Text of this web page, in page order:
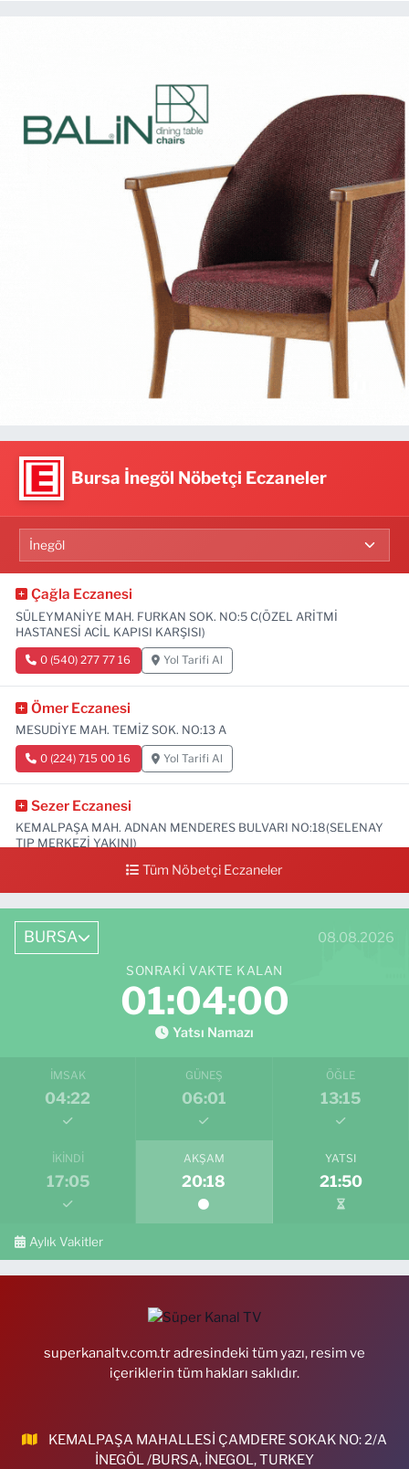
Bursa İnegöl Nöbetçi Eczaneler
Çağla Eczanesi
SÜLEYMANİYE MAH. FURKAN SOK. NO:5 C(ÖZEL ARİTMİ
HASTANESİ ACİL KAPISI KARŞISI)
0 (540) 277 77 16 Yol Tarifi Al
Ömer Eczanesi
MESUDİYE MAH. TEMİZ SOK. NO:13 A
0 (224) 715 00 16 Yol Tarifi Al
Sezer Eczanesi
KEMALPAŞA MAH. ADNAN MENDERES BULVARI NO:18(SELENAY
TIP MERKEZİ YAKINI)
0 (224) 711 64 49 Yol Tarifi Al
Tüm Nöbetçi Eczaneler
BURSA 08.08.2026
SONRAKI VAKTE KALAN
01:03:59
Yatsı Namazı
İMSAK
04:22
GÜNEŞ
06:01
ÖĞLE
13:15
İKINDI
17:05
AKŞAM
20:18
YATSI
21:50
Aylık Vakitler
superkanaltv.com.tr adresindeki tüm yazı, resim ve
içeriklerin tüm hakları saklıdır.
KEMALPAŞA MAHALLESİ ÇAMDERE SOKAK NO: 2/A
İNEGÖL /BURSA, İNEGOL, TURKEY